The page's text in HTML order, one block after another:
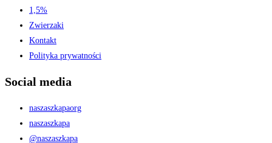
1,5%
Zwierzaki
Kontakt
Polityka prywatności
Social media
naszaszkapaorg
naszaszkapa
@naszaszkapa